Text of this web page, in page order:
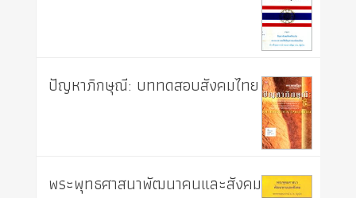
ปัญหาภิกษุณี: บททดสอบสังคมไทย
พระพุทธศาสนาพัฒนาคนและสังคม